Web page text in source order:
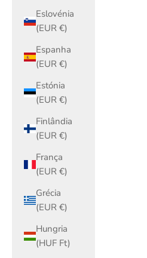
Eslovénia
(EUR €)
Espanha
(EUR €)
Estónia
(EUR €)
Finlândia
(EUR €)
França
(EUR €)
Grécia
(EUR €)
Hungria
(HUF Ft)